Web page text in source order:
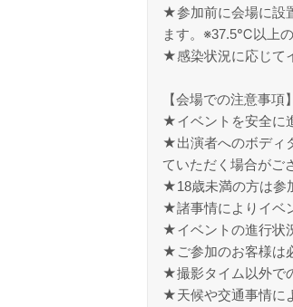
★参加前に会場に設
ます。※37.5℃以上の
★感染状況に応じて
【会場での注意事項】
★イベントを安全に
★出演者へのボディ
ていただく場合がご
★18歳未満の方は参
★諸事情によりイベ
★イベントの進行状
★ご参加のお客様は
★撮影タイム以外で
★天候や交通事情に